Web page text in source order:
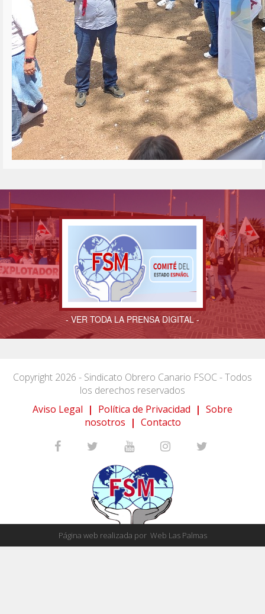
- VER TODA LA PRENSA DIGITAL -
Copyright 2026 - Sindicato Obrero Canario FSOC - Todos
los derechos reservados
Aviso Legal | Política de Privacidad | Sobre
nosotros | Contacto
Página web realizada por Web Las Palmas